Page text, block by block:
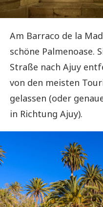
Am Barraco de la
schöne Palmenoase.
Straße nach Ajuy
von den meisten
gelassen (oder
in Richtung Ajuy).